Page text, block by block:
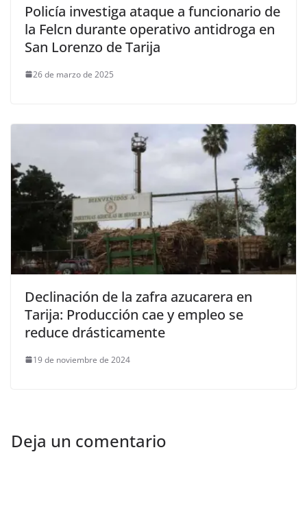
Policía investiga ataque a funcionario de
la Felcn durante operativo antidroga en
San Lorenzo de Tarija
26 de marzo de 2025
Declinación de la zafra azucarera en
Tarija: Producción cae y empleo se
reduce drásticamente
19 de noviembre de 2024
Deja un comentario